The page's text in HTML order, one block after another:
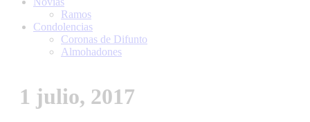
Ramos
Condolencias
Coronas de Difunto
Almohadones
1 julio, 2017